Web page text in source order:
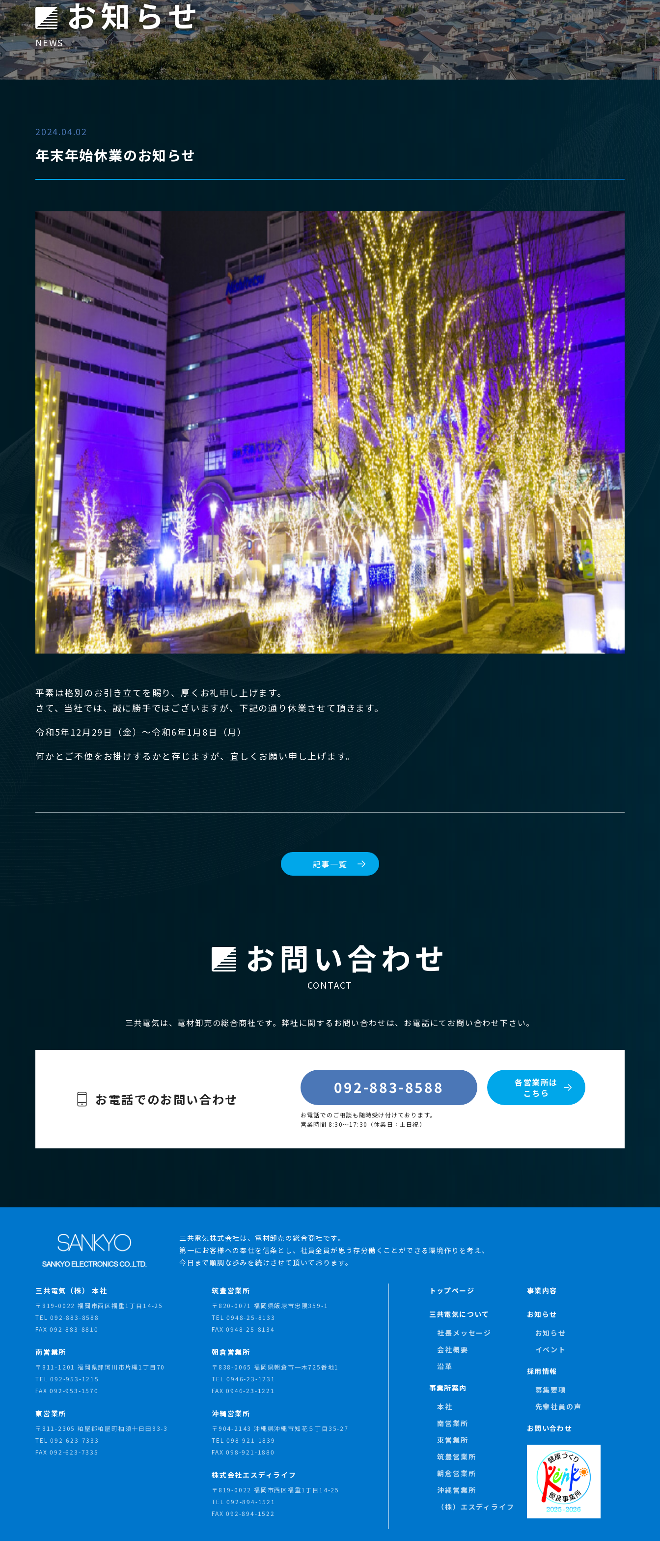
東営業所
筑豊営業所
朝倉営業所
沖縄営業所
（株）エスディライフ
採用情報
先輩社員の声
お知らせ
NEWS
2024.04.02
年末年始休業のお知らせ
平素は格別のお引き立てを賜り、厚くお礼申し上げます。
さて、当社では、誠に勝手ではございますが、下記の通り休業させて頂きます。
令和5年12月29日（金）～令和6年1月8日（月）
何かとご不便をお掛けするかと存じますが、宜しくお願い申し上げます。
記事一覧
お問い合わせ
CONTACT
三共電気は、電材卸売の総合商社です。弊社に関するお問い合わせは、 お電話にてお問い合わせ下さい。
お電話でのお問い合わせ
092-883-8588
お電話でのご相談も随時受け付けております。
営業時間 8:30～17:30（休業日：土日祝）
各営業所は
こちら
三共電気株式会社は、電材卸売の総合商社です。
第一にお客様への奉仕を信条とし、社員全員が思う存分働くことができる環境作りを考え、
今日まで順調な歩みを続けさせて頂いております。
三共電気（株） 本社
〒819-0022 福岡市西区福重1丁目14-25
TEL092-883-8588
FAX 092-883-8810
南営業所
〒811-1201 福岡県那珂川市片縄1丁目70
TEL092-953-1215
FAX 092-953-1570
東営業所
〒811-2305 粕屋郡粕屋町柚須十日田93-3
TEL092-623-7333
FAX 092-623-7335
筑豊営業所
〒820-0071 福岡県飯塚市忠隈359-1
TEL0948-25-8133
FAX 0948-25-8134
朝倉営業所
〒838-0065 福岡県朝倉市一木725番地1
TEL0946-23-1231
FAX 0946-23-1221
沖縄営業所
〒904-2143 沖縄県沖縄市知花５丁目35-27
TEL098-921-1839
FAX 098-921-1880
株式会社エスディライフ
〒819-0022 福岡市西区福重1丁目14-25
TEL092-894-1521
FAX 092-894-1522
トップページ
三共電気について
社長メッセージ
会社概要
沿革
事業所案内
本社
南営業所
東営業所
筑豊営業所
朝倉営業所
沖縄営業所
（株）エスディライフ
事業内容
お知らせ
お知らせ
イベント
採用情報
募集要項
先輩社員の声
お問い合わせ